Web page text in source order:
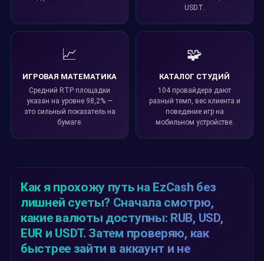
USDT.
📈
ИГРОВАЯ МАТЕМАТИКА
Средний RTP площадки
указан на уровне 98,2% —
это сильный показатель на
бумаге.
🧩
КАТАЛОГ СТУДИЙ
104 провайдера дают
разный темп, вес клиента и
поведение игр на
мобильном устройстве.
Как я прохожу путь на EzCash без
лишней суеты? Сначала смотрю,
какие валюты доступны: RUB, USD,
EUR и USDT. Затем проверяю, как
быстрее зайти в аккаунт и не